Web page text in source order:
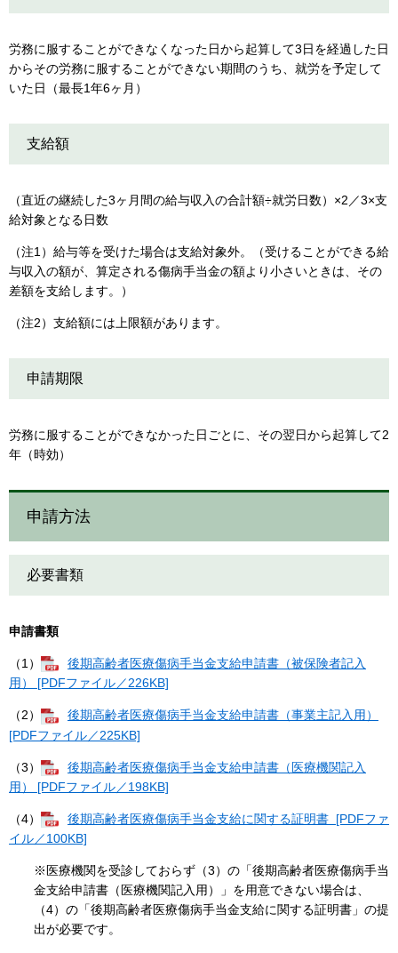
労務に服することができなくなった日から起算して3日を経過した日
からその労務に服することができない期間のうち、就労を予定して
いた日（最長1年6ヶ月）
支給額
（直近の継続した3ヶ月間の給与収入の合計額÷就労日数）×2／3×支
給対象となる日数
（注1）給与等を受けた場合は支給対象外。（受けることができる給
与収入の額が、算定される傷病手当金の額より小さいときは、その
差額を支給します。）
（注2）支給額には上限額があります。
申請期限
労務に服することができなかった日ごとに、その翌日から起算して2
年（時効）
申請方法
必要書類
申請書類
（1）
後期高齢者医療傷病手当金支給申請書（被保険者記入
用） [PDFファイル／226KB]
（2）
後期高齢者医療傷病手当金支給申請書（事業主記入用）
[PDFファイル／225KB]
（3）
後期高齢者医療傷病手当金支給申請書（医療機関記入
用） [PDFファイル／198KB]
（4）
後期高齢者医療傷病手当金支給に関する証明書 [PDFファ
イル／100KB]
※医療機関を受診しておらず（3）の「後期高齢者医療傷病手当
金支給申請書（医療機関記入用）」を用意できない場合は、
（4）の「後期高齢者医療傷病手当金支給に関する証明書」の提
出が必要です。